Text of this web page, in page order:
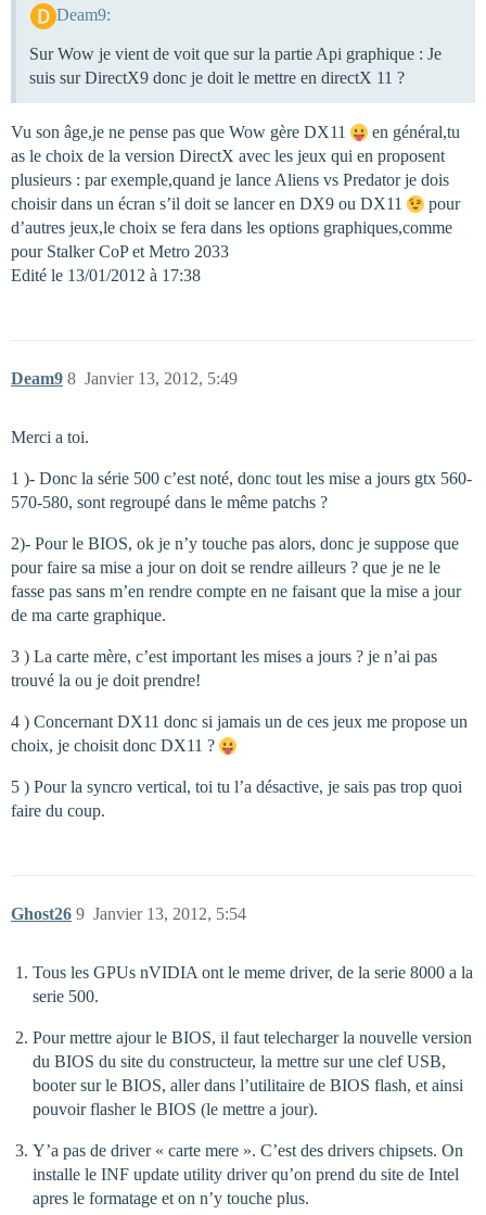
Deam9:
Sur Wow je vient de voit que sur la partie Api graphique : Je
suis sur DirectX9 donc je doit le mettre en directX 11 ?
Vu son âge,je ne pense pas que Wow gère DX11
en général,tu
as le choix de la version DirectX avec les jeux qui en proposent
plusieurs : par exemple,quand je lance Aliens vs Predator je dois
choisir dans un écran s’il doit se lancer en DX9 ou DX11
pour
d’autres jeux,le choix se fera dans les options graphiques,comme
pour Stalker CoP et Metro 2033
Edité le 13/01/2012 à 17:38
Deam9 Janvier 13, 2012, 5:49
8
Merci a toi.
1 )- Donc la série 500 c’est noté, donc tout les mise a jours gtx 560-
570-580, sont regroupé dans le même patchs ?
2)- Pour le BIOS, ok je n’y touche pas alors, donc je suppose que
pour faire sa mise a jour on doit se rendre ailleurs ? que je ne le
fasse pas sans m’en rendre compte en ne faisant que la mise a jour
de ma carte graphique.
3 ) La carte mère, c’est important les mises a jours ? je n’ai pas
trouvé la ou je doit prendre!
4 ) Concernant DX11 donc si jamais un de ces jeux me propose un
choix, je choisit donc DX11 ?
5 ) Pour la syncro vertical, toi tu l’a désactive, je sais pas trop quoi
faire du coup.
Ghost26 Janvier 13, 2012, 5:54
9
Tous les GPUs nVIDIA ont le meme driver, de la serie 8000 a la
serie 500.
Pour mettre ajour le BIOS, il faut telecharger la nouvelle version
du BIOS du site du constructeur, la mettre sur une clef USB,
booter sur le BIOS, aller dans l’utilitaire de BIOS flash, et ainsi
pouvoir flasher le BIOS (le mettre a jour).
Y’a pas de driver « carte mere ». C’est des drivers chipsets. On
installe le INF update utility driver qu’on prend du site de Intel
apres le formatage et on n’y touche plus.